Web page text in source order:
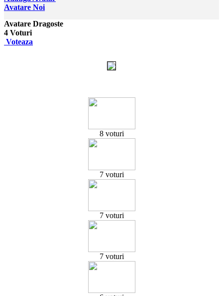
Avatare Noi
Avatare Dragoste
4 Voturi
Voteaza
8 voturi
7 voturi
7 voturi
7 voturi